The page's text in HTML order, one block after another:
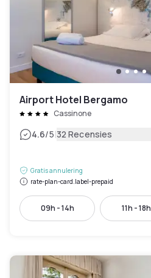
Airport Hotel Bergamo
Cassinone
4.6/5|32 Recensies
Gratis annulering
rate-plan-card.label-prepaid
09h - 14h 11h - 18h